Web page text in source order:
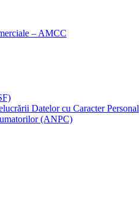
– AMCC
Datelor cu Caracter Personal
(ANPC)